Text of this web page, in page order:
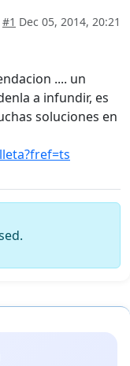
#1 Dec 05, 2014, 20:21
.... un
a infundir, es
soluciones en